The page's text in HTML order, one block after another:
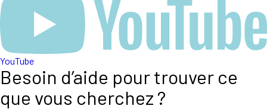
YouTube
Besoin d’aide pour trouver ce
que vous cherchez ?